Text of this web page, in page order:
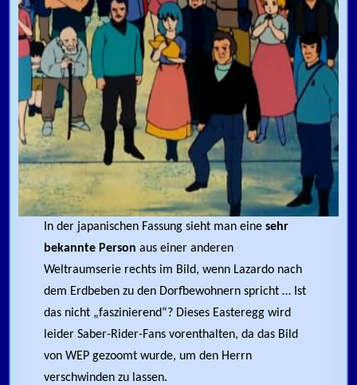
In der japanischen Fassung sieht man einesehr
bekannte Person aus einer anderen
Weltraumserie rechts im Bild, wenn Lazardo nach
dem Erdbeben zu den Dorfbewohnern spricht … Ist
das nicht „faszinierend“? Dieses Easteregg wird
leider Saber-Rider-Fans vorenthalten, da das Bild
von WEP gezoomt wurde, um den Herrn
verschwinden zu lassen.